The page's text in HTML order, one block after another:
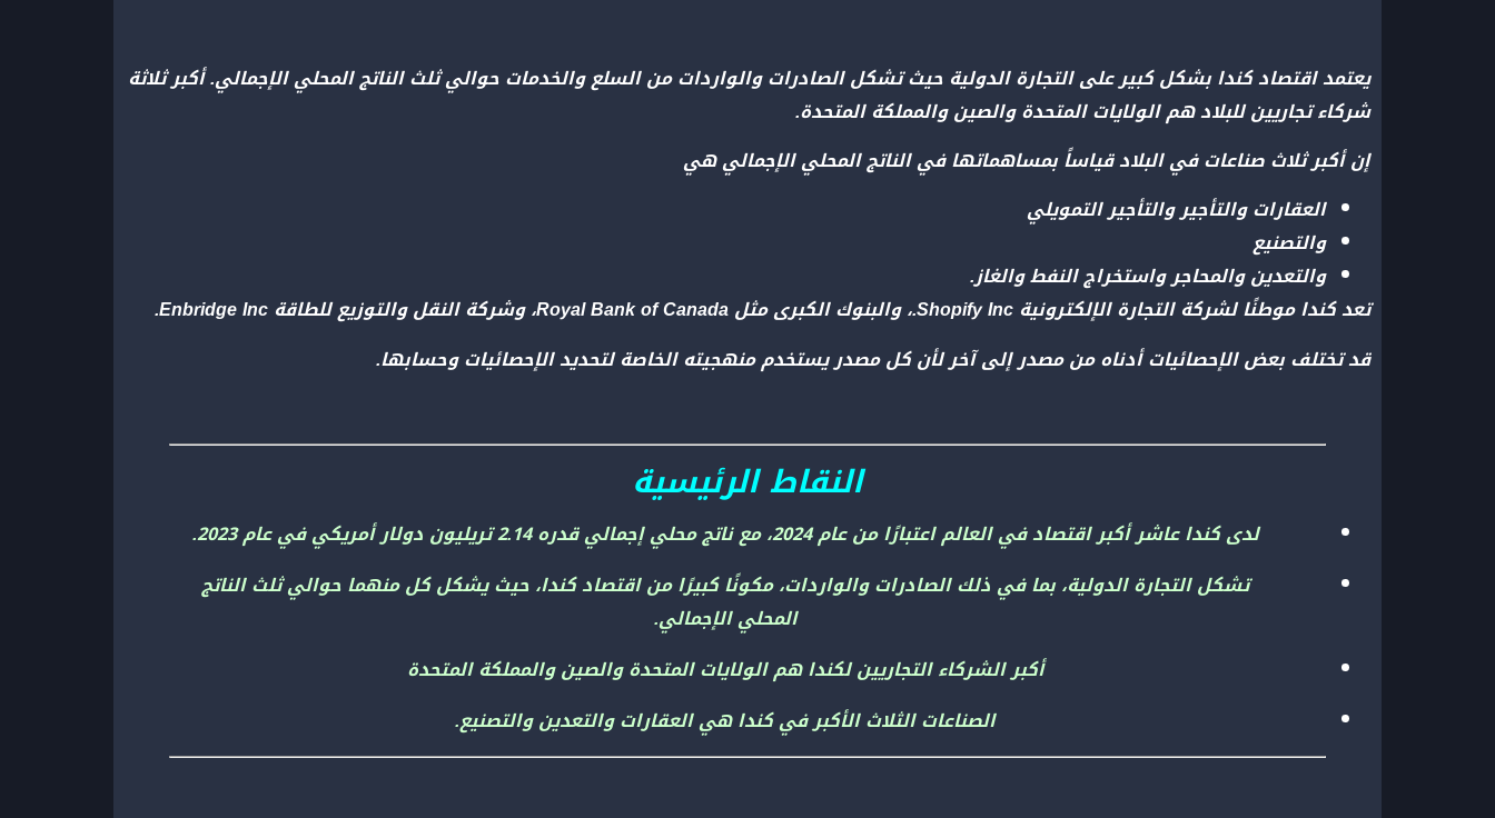
يعتمد اقتصاد كندا بشكل كبير على التجارة الدولية حيث تشكل الصادرات والواردات من السلع والخدمات حوالي ثلث الناتج المحلي الإجمالي. أكبر ثلاثة
شركاء تجاريين للبلاد هم الولايات المتحدة والصين والمملكة المتحدة.
إن أكبر ثلاث صناعات في البلاد قياساً بمساهماتها في الناتج المحلي الإجمالي هي
العقارات والتأجير والتأجير التمويلي
والتصنيع
والتعدينوالمحاجر واستخراج النفط والغاز.
تعد كندا موطنًا لشركة التجارة الإلكترونية Shopify Inc.، والبنوك الكبرى مثل Royal Bank of Canada، وشركة النقل والتوزيع للطاقة Enbridge Inc.
قد تختلف بعض الإحصائيات أدناه من مصدر إلى آخر لأن كل مصدر يستخدم منهجيته الخاصة لتحديد الإحصائيات وحسابها.
النقاط الرئيسية
لدى كندا عاشر أكبر اقتصاد في العالم اعتبارًا من عام 2024، مع ناتج محلي إجمالي قدره 2.14 تريليون دولار أمريكي في عام 2023.
تشكل التجارة الدولية، بما في ذلك الصادرات والواردات، مكونًا كبيرًا من اقتصاد كندا، حيث يشكل كل منهما حوالي ثلث الناتج
المحلي الإجمالي.
أكبر الشركاء التجاريين لكندا هم الولايات المتحدة والصين والمملكة المتحدة
الصناعات الثلاث الأكبر في كندا هي العقارات والتعدين والتصنيع.